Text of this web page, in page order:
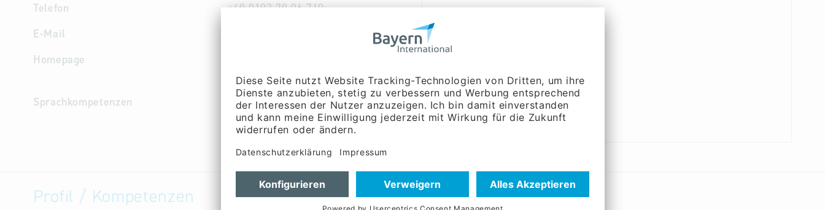
Telefon
+49 9103 79 06 710
E-Mail
Homepage
Sprachkompetenzen Deutsch
Profil / Kompetenzen